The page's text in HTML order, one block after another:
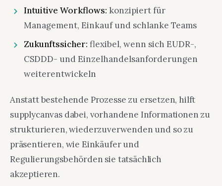
Intuitive Workflows: konzipiert für
Management, Einkauf und schlanke Teams
Zukunftssicher: flexibel, wenn sich EUDR-,
CSDDD- und Einzelhandelsanforderungen
weiterentwickeln
Anstatt bestehende Prozesse zu ersetzen, hilft
supplycanvas dabei, vorhandene Informationen zu
strukturieren, wiederzuverwenden und so zu
präsentieren, wie Einkäufer und
Regulierungsbehörden sie tatsächlich
akzeptieren.